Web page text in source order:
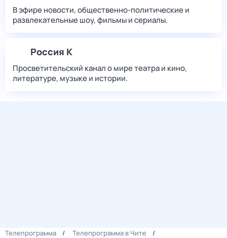
В эфире новости, общественно-политические и
развлекательные шоу, фильмы и сериалы.
Россия К
Просветительский канал о мире театра и кино,
литературе, музыке и истории.
Телепрограмма
Телепрограмма в Чите